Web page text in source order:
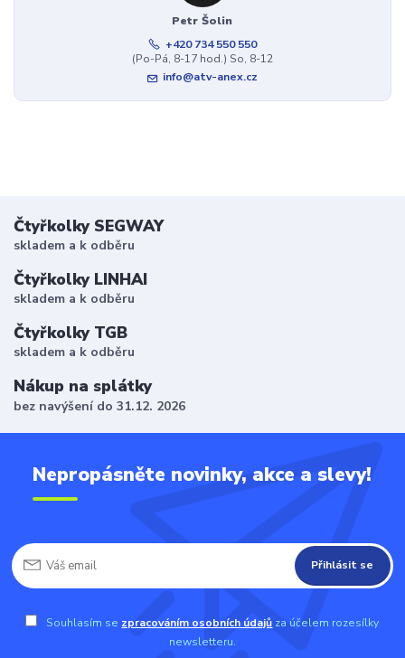
Petr Šolin
+420 734 550 550
(Po-Pá, 8-17 hod.) So, 8-12
info@atv-anex.cz
Čtyřkolky SEGWAY
skladem a k odběru
Čtyřkolky LINHAI
skladem a k odběru
Čtyřkolky TGB
skladem a k odběru
Nákup na splátky
bez navýšení do 31.12. 2026
Nepropásněte novinky, akce a slevy!
Přihlásit se
Souhlasím se zpracováním osobních údajů za účelem rozesílky
newsletteru.